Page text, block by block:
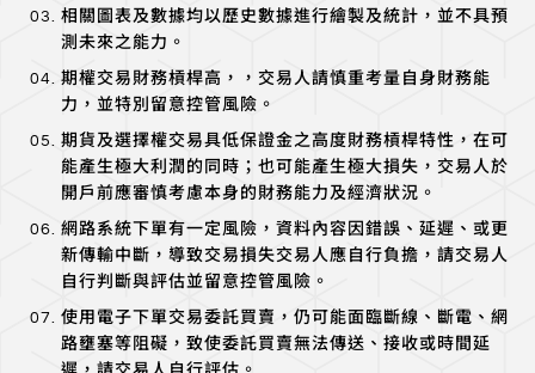
相關圖表及數據均以歷史數據進行繪製及統計，並不具預
測未來之能力。
期權交易財務槓桿高，，交易人請慎重考量自身財務能
力，並特別留意控管風險。
期貨及選擇權交易具低保證金之高度財務槓桿特性，在可
能產生極大利潤的同時；也可能產生極大損失，交易人於
開戶前應審慎考慮本身的財務能力及經濟狀況。
網路系統下單有一定風險，資料內容因錯誤、延遲、或更
新傳輸中斷，導致交易損失交易人應自行負擔，請交易人
自行判斷與評估並留意控管風險。
使用電子下單交易委託買賣，仍可能面臨斷線、斷電、網
路壅塞等阻礙，致使委託買賣無法傳送、接收或時間延